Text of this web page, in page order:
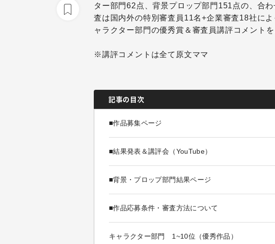
ター部門62点、背景プロップ部門151点の、合
査は国内外の特別審査員11名+企業審査18社に
ャラクター部門の優秀賞＆審査員講評コメントを
※講評コメントは全て原文ママ
記事の目次
■作品募集ページ
■結果発表＆講評会（YouTube）
■背景・プロップ部門結果ページ
■作品応募条件・審査方法について
キャラクター部門 1~10位（優秀作品）